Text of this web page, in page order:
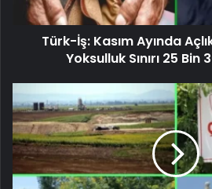
Türk-İş: Kasım Ayında
Yoksulluk Sınırı 25 Bin